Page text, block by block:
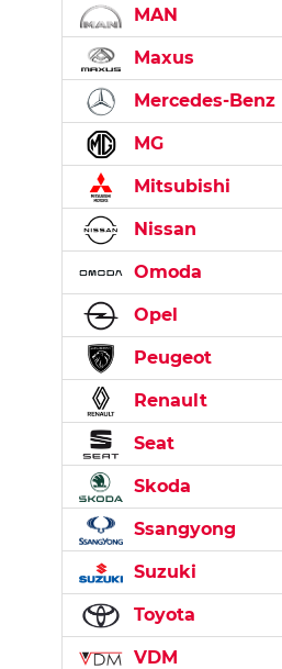
MAN
Maxus
Mercedes-Benz
MG
Mitsubishi
Nissan
Omoda
Opel
Peugeot
Renault
Seat
Skoda
Ssangyong
Suzuki
Toyota
VDM